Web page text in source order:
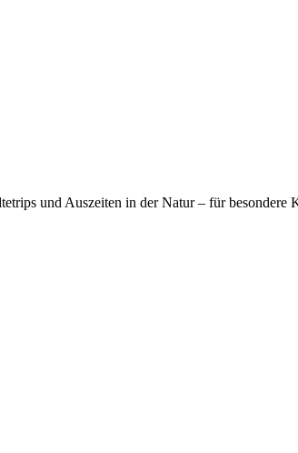
und Auszeiten in der Natur – für